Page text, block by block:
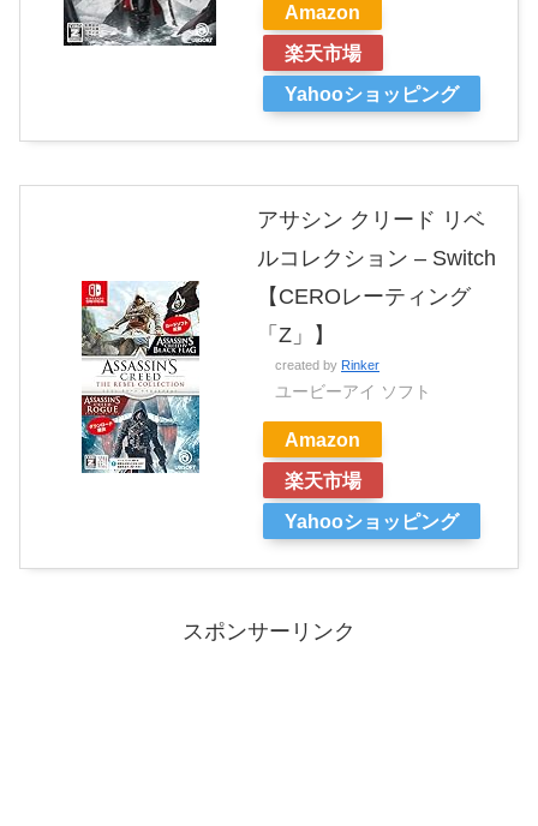
Amazon
楽天市場
Yahooショッピング
アサシン クリード リベ
ルコレクション – Switch
【CEROレーティング
「Z」】
created by Rinker
ユービーアイ ソフト
Amazon
楽天市場
Yahooショッピング
スポンサーリンク